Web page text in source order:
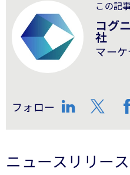
この記
コグ
社
マー
フォロー
ニュースリリース